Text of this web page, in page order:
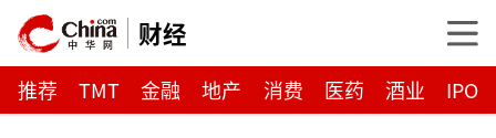
财经
推荐 TMT 金融 地产 消费 医药 酒业 IPO